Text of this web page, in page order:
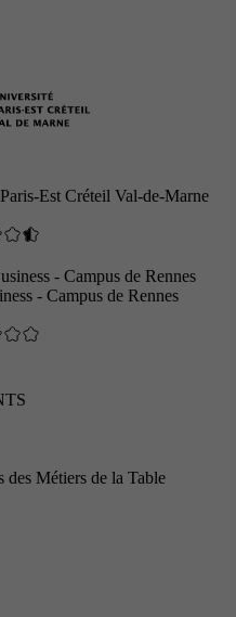
Est Créteil Val-de-Marne
- Campus de Rennes
Métiers de la Table